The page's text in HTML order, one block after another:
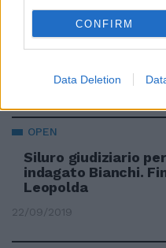
CONFIRM
Data Deletion
SATIRA E STREET ART
Italia... morta
19/10/2019
OPEN
Siluro giudiziario
indagato Bianchi.
Leopolda
22/09/2019